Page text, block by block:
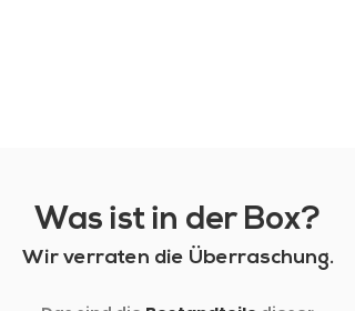
Was ist in der Box?
Wir verraten die Überraschung.